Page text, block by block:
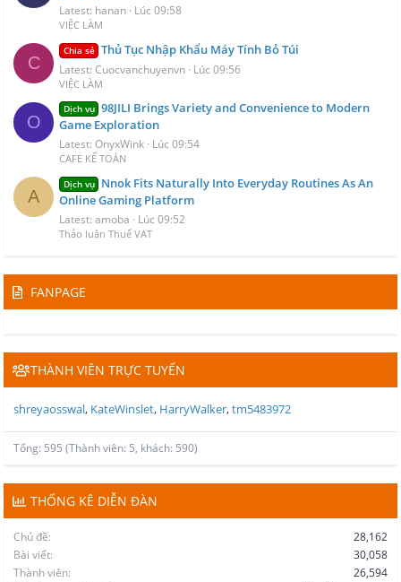
Latest: hanan Lúc 09:58
VIỆC LÀM
C
Chia sẻ Thủ Tục Nhập Khẩu Máy Tính Bỏ Túi
Latest: Cuocvanchuyenvn Lúc 09:56
VIỆC LÀM
O
Dịch vụ 98JILI Brings Variety and Convenience to Modern
Game Exploration
Latest: OnyxWink Lúc 09:54
CAFE KẾ TOÁN
A
Dịch vụ Nnok Fits Naturally Into Everyday Routines As An
Online Gaming Platform
Latest: amoba Lúc 09:52
Thảo luận Thuế VAT
FANPAGE
THÀNH VIÊN TRỰC TUYẾN
shreyaosswal KateWinslet HarryWalker tm5483972
Tổng: 595 (Thành viên: 5, khách: 590)
THỐNG KÊ DIỄN ĐÀN
Chủ đề
28,162
Bài viết
30,058
Thành viên
26,594